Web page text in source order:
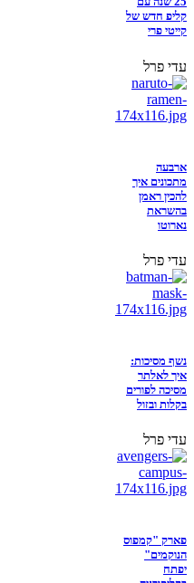
קליפ חדש של
קייטי פרי
עדי פרל
ארבעה
מתכונים איך
להכין ראמן
בהשראת
נארוטו
עדי פרל
נשף מסיכות:
איך לאלתר
מסיכה לפורים
בקלות ובזול
עדי פרל
פארק "קמפוס
הנוקמים"
יפתח